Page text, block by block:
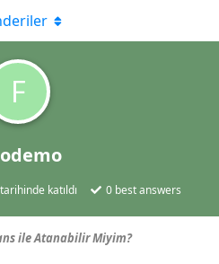
F
tarihinde katıldı 0 best answers
ile Atanabilir Miyim?